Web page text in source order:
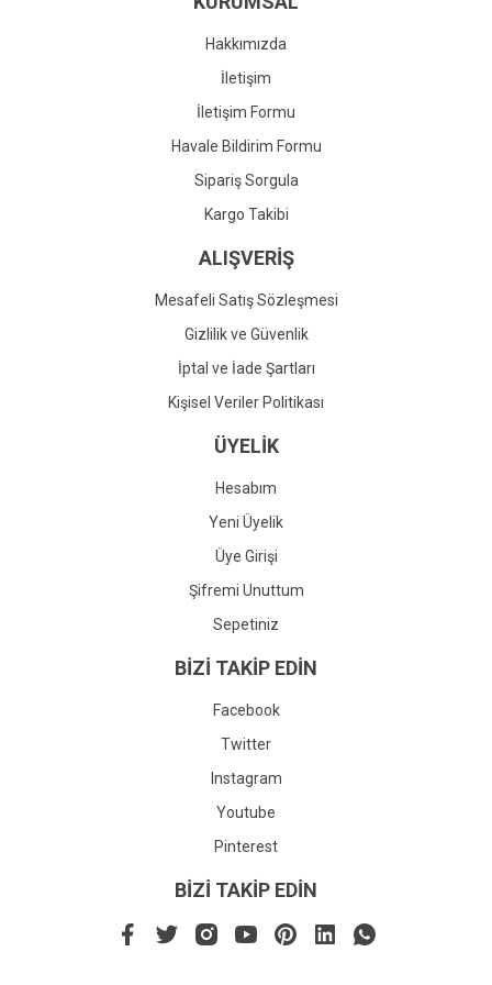
Gönder
Hakkımızda
İletişim
İletişim Formu
Havale Bildirim Formu
Sipariş Sorgula
Kargo Takibi
ALIŞVERİŞ
Mesafeli Satış Sözleşmesi
Gizlilik ve Güvenlik
İptal ve İade Şartları
Kişisel Veriler Politikası
ÜYELİK
Hesabım
Yeni Üyelik
Üye Girişi
Şifremi Unuttum
Sepetiniz
BİZİ TAKİP EDİN
Facebook
Twitter
Instagram
Youtube
Pinterest
BİZİ TAKİP EDİN